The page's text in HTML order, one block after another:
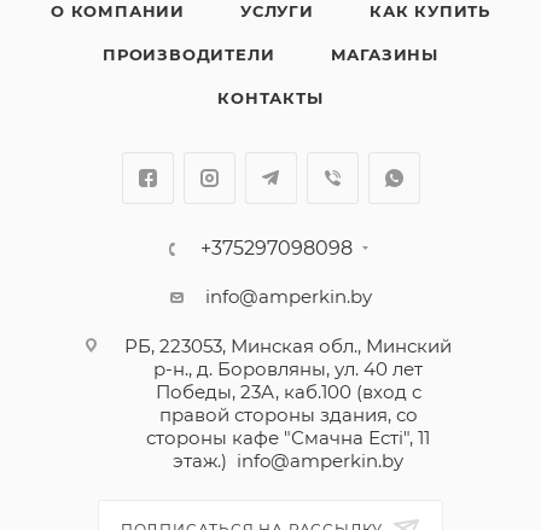
О КОМПАНИИ УСЛУГИ КАК КУПИТЬ
ПРОИЗВОДИТЕЛИ МАГАЗИНЫ
КОНТАКТЫ
+375297098098
info@amperkin.by
РБ, 223053, Минская обл., Минский
р-н., д. Боровляны, ул. 40 лет
Победы, 23А, каб.100 (вход с
правой стороны здания, со
стороны кафе "Смачна Естi", 11
этаж.) info@amperkin.by